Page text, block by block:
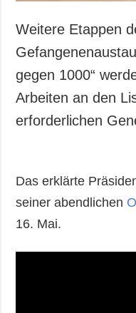
Weitere Etappen
gegen 1000“
Arbeiten an den
erforderlichen
Das erklärte
seiner abendlichen
16. Mai.